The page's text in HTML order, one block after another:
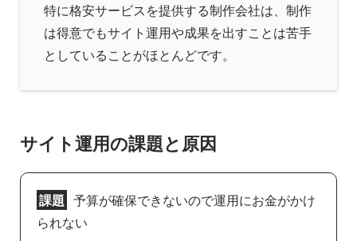
特に格安サービスを提供する制作会社は、制作
は得意でもサイト運用や成果を出すことは苦手
としていることがほとんどです。
サイト運用の課題と原因
課題 予算が確保できないので運用にお金がかけ
られない